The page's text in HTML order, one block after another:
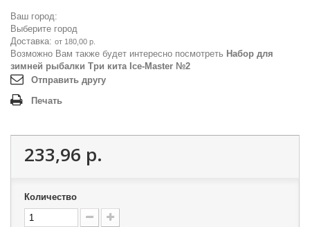
Ваш город:
Выберите город
Доставка: от 180,00 р.
Возможно Вам также будет интересно посмотреть Набор для
зимней рыбалки Три кита Ice-Master №2
Отправить другу
Печать
233,96 р.
Количество